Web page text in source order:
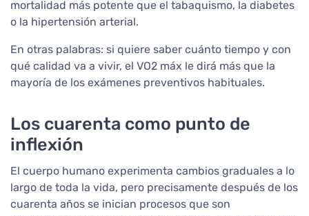
mortalidad más potente que el tabaquismo, la diabetes
o la hipertensión arterial.
En otras palabras: si quiere saber cuánto tiempo y con
qué calidad va a vivir, el VO2 máx le dirá más que la
mayoría de los exámenes preventivos habituales.
Los cuarenta como punto de
inflexión
El cuerpo humano experimenta cambios graduales a lo
largo de toda la vida, pero precisamente después de los
cuarenta años se inician procesos que son